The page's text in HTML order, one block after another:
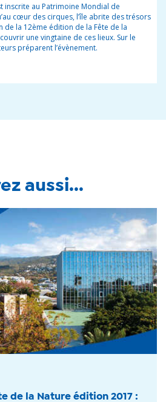
inscrite au Patrimoine Mondial de
cœur des cirques, l’île abrite des trésors
de la 12ème édition de la Fête de la
une vingtaine de ces lieux. Sur le
préparent l’évènement.
aussi...
de la Nature édition 2017 :